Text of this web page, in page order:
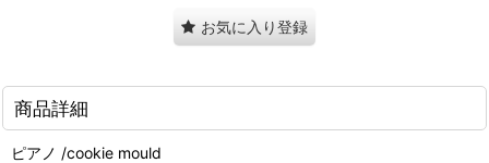
お気に入り登録
商品詳細
ピアノ /cookie mould